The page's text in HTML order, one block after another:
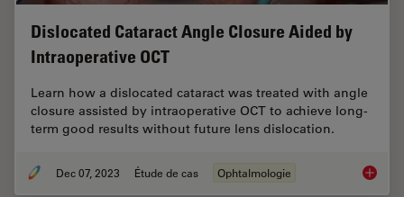
Dislocated Cataract Angle Closure Aided by
Intraoperative OCT
Learn how a dislocated cataract was treated with angle
closure assisted by intraoperative OCT to achieve long-
term good results without future lens dislocation.
Dec 07, 2023 Étude de cas Ophtalmologie